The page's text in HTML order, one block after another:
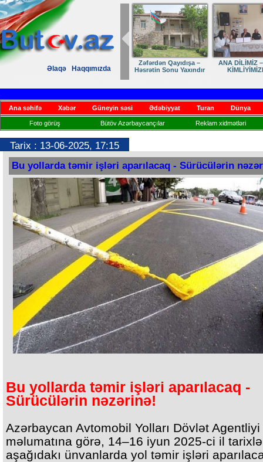
Əlaqə Haqqımızda
DİLİMİZ – MİLLİ
KİMLİYİMİZDİR
Ruhumuzun manifesti
Dostumuza sürpriz
yubiley təbriki
Ana səhifə Xəbər Güneyin səsi Ədəbiyyat Turan Dünya
Foto görüş Bütöv Azərbaycançılar Reklam xidmətləri
Tarix : 13-06-2025, 17:15
Bu yollarda təmir işləri aparılacaq - Sürücülərin
Bu yollarda təmir işləri aparılacaq -
Sürücülərin nəzərinə!
Azərbaycan Avtomobil Yolları Dövlət Agentliyi
məlumatına görə, 14–16 iyun 2025-ci il
aşağıdakı ünvanlarda yol təmir işləri